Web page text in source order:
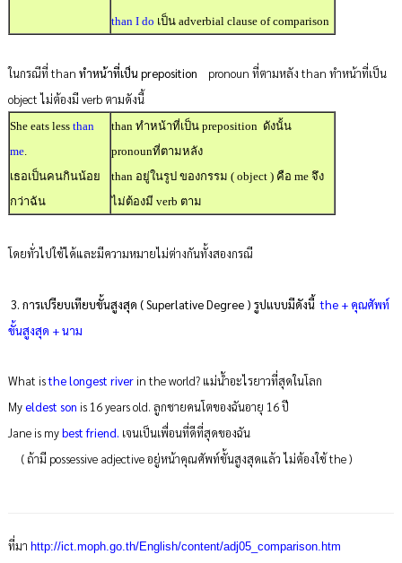
than I do เป็น adverbial clause of comparison
ในกรณีที่ than ทำหน้าที่เป็น preposition pronoun ที่ตามหลัง than ทำหน้าที่เป็น
object ไม่ต้องมี verb ตามดังนี้
She eats lessthan
me.
เธอเป็นคนกินน้อย
กว่าฉัน
than ทำหน้าที่เป็น preposition ดังนั้น
pronounที่ตามหลัง
than อยู่ในรูป ของกรรม ( object ) คือ me จึง
ไม่ต้องมี verb ตาม
โดยทั่วไปใช้ได้และมีความหมายไม่ต่างกันทั้งสองกรณี
3. การเปรียบเทียบขั้นสูงสุด ( Superlative Degree ) รูปแบบมีดังนี้ the + คุณศัพท์
ขั้นสูงสุด + นาม
What isthe longest river in the world? แม่น้ำอะไรยาวที่สุดในโลก
Myeldest son is 16 years old. ลูกชายคนโตของฉันอายุ 16 ปี
Jane is mybest friend. เจนเป็นเพื่อนที่ดีที่สุดของฉัน
( ถ้ามี possessive adjective อยู่หน้าคุณศัพท์ขั้นสูงสุดแล้ว ไม่ต้องใช้ the )
ที่มา http://ict.moph.go.th/English/content/adj05_comparison.htm